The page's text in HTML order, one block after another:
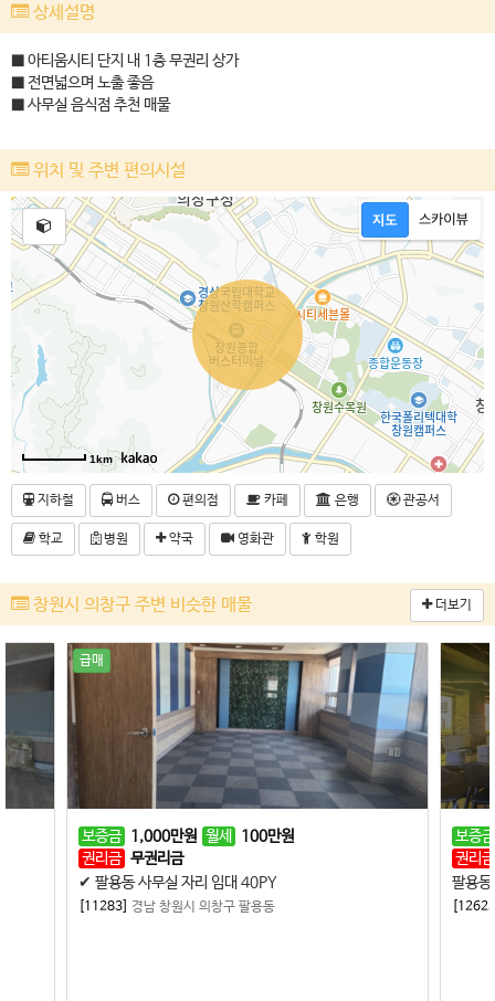
상세설명
■ 아티움시티 단지 내 1층 무권리 상가
■ 전면넓으며 노출 좋음
■ 사무실 음식점 추천 매물
위치 및 주변 편의시설
1km
지하철 버스 편의점 카페 은행 관공서
학교 병원 약국 영화관 학원
더보기
창원시 의창구 주변 비슷한 매물
급매
보증금 1,000만원 월세 100만원
권리금 무권리금
✔ 팔용동 사무실 자리 임대 40PY
[11283] 경남 창원시 의창구 팔용동
보증금
권리금
팔용